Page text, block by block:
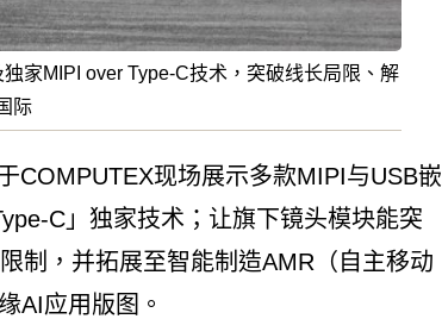
家MIPI over Type-C技术，突破线长局限、解
际
COMPUTEX现场展示多款MIPI与USB嵌
C」独家技术；让旗下镜头模块能突
制，并拓展至智能制造AMR（自主移动
AI应用版图。